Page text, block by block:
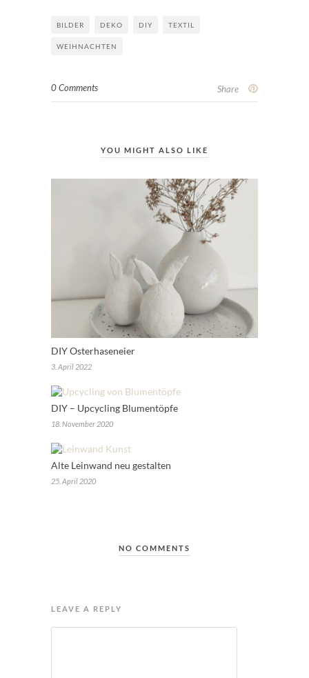
BILDER DEKO DIY TEXTIL
WEIHNACHTEN
0 Comments Share
YOU MIGHT ALSO LIKE
DIY Osterhaseneier
3. April 2022
DIY – Upcycling Blumentöpfe
18. November 2020
Alte Leinwand neu gestalten
25. April 2020
NO COMMENTS
LEAVE A REPLY